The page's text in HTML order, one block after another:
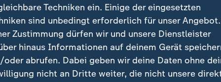
militärischen Schutz von
derNato1949 ist auch die Arktisinsel Grönland
Techniken ein. Einige der eingesetzten
sind unbedingt erforderlich für unser
Zustimmung dürfen wir und unsere Dienstleister
hinaus Informationen auf deinem Gerät
oder abrufen. Dabei geben wir deine Daten ohne
nicht an Dritte weiter, die nicht unsere